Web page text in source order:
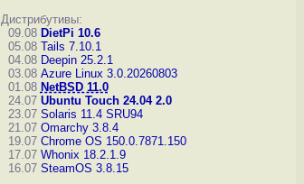
Дистрибутивы:
09.08 DietPi 10.6
05.08 Tails 7.10.1
04.08 Deepin 25.2.1
03.08 Azure Linux 3.0.20260803
01.08 NetBSD 11.0
24.07 Ubuntu Touch 24.04 2.0
23.07 Solaris 11.4 SRU94
21.07 Omarchy 3.8.4
19.07 Chrome OS 150.0.7871.150
17.07 Whonix 18.2.1.9
16.07 SteamOS 3.8.15